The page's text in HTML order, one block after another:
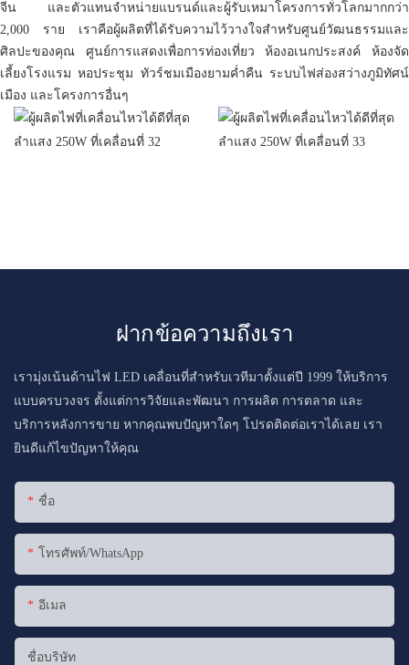
จีน และตัวแทนจำหน่ายแบรนด์และผู้รับเหมาโครงการทั่วโลกมากกว่า
2,000 ราย เราคือผู้ผลิตที่ได้รับความไว้วางใจสำหรับศูนย์วัฒนธรรมและ
ศิลปะของคุณ ศูนย์การแสดงเพื่อการท่องเที่ยว ห้องอเนกประสงค์ ห้องจัด
เลี้ยงโรงแรม หอประชุม ทัวร์ชมเมืองยามค่ำคืน ระบบไฟส่องสว่างภูมิทัศน์
เมือง และโครงการอื่นๆ
ฝากข้อความถึงเรา
เรามุ่งเน้นด้านไฟ LED เคลื่อนที่สำหรับเวทีมาตั้งแต่ปี 1999 ให้บริการ
แบบครบวงจร ตั้งแต่การวิจัยและพัฒนา การผลิต การตลาด และ
บริการหลังการขาย หากคุณพบปัญหาใดๆ โปรดติดต่อเราได้เลย เรา
ยินดีแก้ไขปัญหาให้คุณ
ชื่อ
โทรศัพท์/WhatsApp
อีเมล
ชื่อบริษัท